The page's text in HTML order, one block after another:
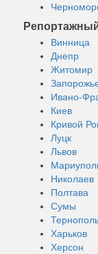
Винница
Днепр
Житомир
Ивано-
Киев
Кривой
Луцк
Львов
Николаев
Полтава
Сумы
Харьков
Херсон